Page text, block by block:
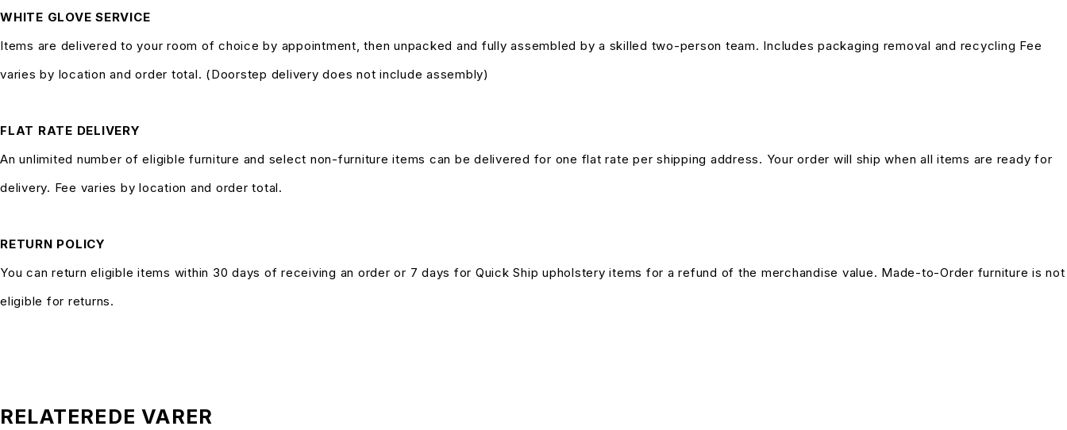
WHITE GLOVE SERVICE
Items are delivered to your room of choice by appointment, then unpacked and fully assembled by a skilled two-person team. Includes packaging removal and recycling Fee
varies by location and order total. (Doorstep delivery does not include assembly)
FLAT RATE DELIVERY
An unlimited number of eligible furniture and select non-furniture items can be delivered for one flat rate per shipping address. Your order will ship when all items are ready for
delivery. Fee varies by location and order total.
RETURN POLICY
You can return eligible items within 30 days of receiving an order or 7 days for Quick Ship upholstery items for a refund of the merchandise value. Made-to-Order furniture is not
eligible for returns.
RELATEREDE VARER